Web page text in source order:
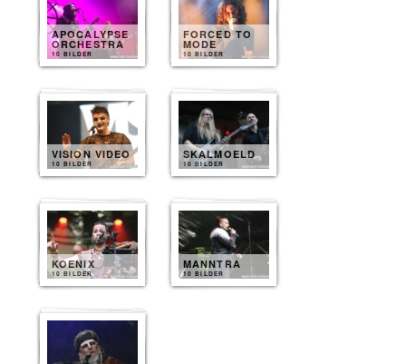
APOCALYPSE
ORCHESTRA
10 BILDER
FORCED TO
MODE
10 BILDER
VISION VIDEO
10 BILDER
SKALMOELD
10 BILDER
KOENIX
10 BILDER
MANNTRA
10 BILDER